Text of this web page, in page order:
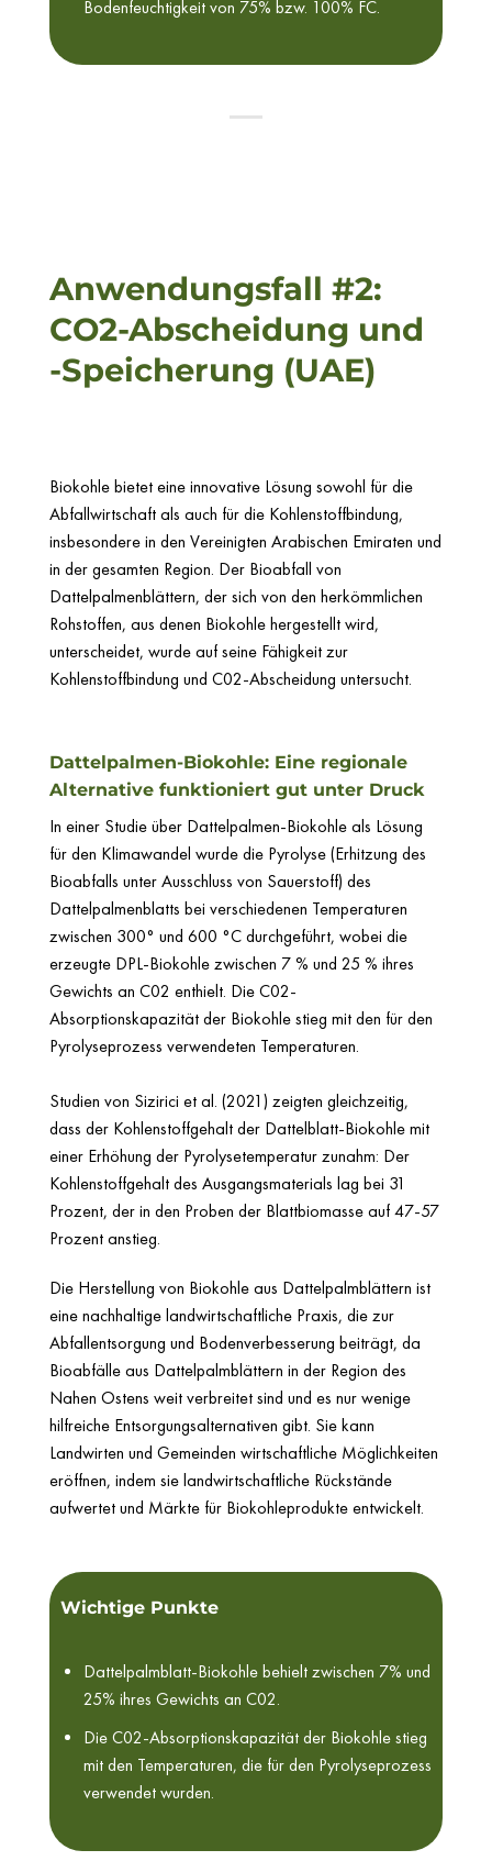
Bodenfeuchtigkeit von 75% bzw. 100% FC.
Anwendungsfall #2:
CO2-Abscheidung und
-Speicherung (UAE)
Biokohle bietet eine innovative Lösung sowohl für die
Abfallwirtschaft als auch für die Kohlenstoffbindung,
insbesondere in den Vereinigten Arabischen Emiraten und
in der gesamten Region. Der Bioabfall von
Dattelpalmenblättern, der sich von den herkömmlichen
Rohstoffen, aus denen Biokohle hergestellt wird,
unterscheidet, wurde auf seine Fähigkeit zur
Kohlenstoffbindung und C02-Abscheidung untersucht.
Dattelpalmen-Biokohle: Eine regionale
Alternative funktioniert gut unter Druck
In einer Studie über Dattelpalmen-Biokohle als Lösung
für den Klimawandel wurde die Pyrolyse (Erhitzung des
Bioabfalls unter Ausschluss von Sauerstoff) des
Dattelpalmenblatts bei verschiedenen Temperaturen
zwischen 300° und 600 °C durchgeführt, wobei die
erzeugte DPL-Biokohle zwischen 7 % und 25 % ihres
Gewichts an C02 enthielt. Die C02-
Absorptionskapazität der Biokohle stieg mit den für den
Pyrolyseprozess verwendeten Temperaturen.
Studien von Sizirici et al. (2021) zeigten gleichzeitig,
dass der Kohlenstoffgehalt der Dattelblatt-Biokohle mit
einer Erhöhung der Pyrolysetemperatur zunahm: Der
Kohlenstoffgehalt des Ausgangsmaterials lag bei 31
Prozent, der in den Proben der Blattbiomasse auf 47-57
Prozent anstieg.
Die Herstellung von Biokohle aus Dattelpalmblättern ist
eine nachhaltige landwirtschaftliche Praxis, die zur
Abfallentsorgung und Bodenverbesserung beiträgt, da
Bioabfälle aus Dattelpalmblättern in der Region des
Nahen Ostens weit verbreitet sind und es nur wenige
hilfreiche Entsorgungsalternativen gibt. Sie kann
Landwirten und Gemeinden wirtschaftliche Möglichkeiten
eröffnen, indem sie landwirtschaftliche Rückstände
aufwertet und Märkte für Biokohleprodukte entwickelt.
Wichtige Punkte
Dattelpalmblatt-Biokohle behielt zwischen 7% und
25% ihres Gewichts an C02.
Die C02-Absorptionskapazität der Biokohle stieg
mit den Temperaturen, die für den Pyrolyseprozess
verwendet wurden.